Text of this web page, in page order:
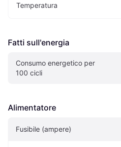
Temperatura
Fatti sull'energia
Consumo energetico per
100 cicli
Alimentatore
Fusibile (ampere)